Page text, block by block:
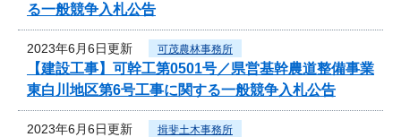
る一般競争入札公告
2023年6月6日更新 可茂農林事務所
【建設工事】可幹工第0501号／県営基幹農道整備事業
東白川地区第6号工事に関する一般競争入札公告
2023年6月6日更新 揖斐土木事務所